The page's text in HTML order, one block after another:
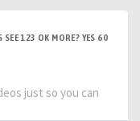
123 OK MORE? YES 60
just so you can